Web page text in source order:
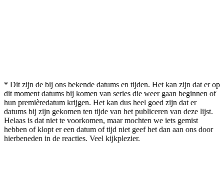
* Dit zijn de bij ons bekende datums en tijden. Het kan zijn dat er op
dit moment datums bij komen van series die weer gaan beginnen of
hun premièredatum krijgen. Het kan dus heel goed zijn dat er
datums bij zijn gekomen ten tijde van het publiceren van deze lijst.
Helaas is dat niet te voorkomen, maar mochten we iets gemist
hebben of klopt er een datum of tijd niet geef het dan aan ons door
hierbeneden in de reacties. Veel kijkplezier.